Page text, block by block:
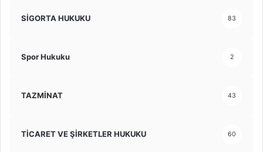
SİGORTA HUKUKU 83
Spor Hukuku 2
TAZMİNAT 43
TİCARET VE ŞİRKETLER HUKUKU 60